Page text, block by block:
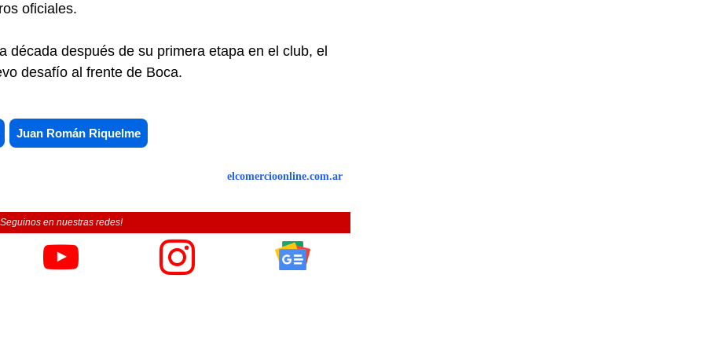
oficiales.
década después de su primera etapa en el club, el
desafío al frente de Boca.
Juan Román Riquelme
elcomercioonline.com.ar
Seguinos en nuestras redes!